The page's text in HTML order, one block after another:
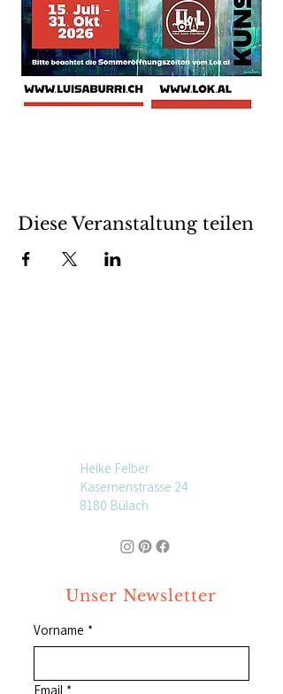
Diese Veranstaltung teilen
Heike Felber
Kasernenstrasse 24
8180 Bülach
Unser Newsletter
Vorname *
Email *